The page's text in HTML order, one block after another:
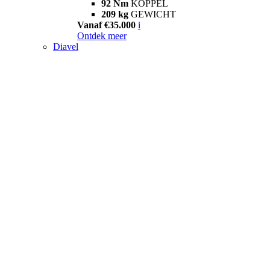
92 Nm KOPPEL
209 kg GEWICHT
Vanaf €35.000 i
Ontdek meer
Diavel